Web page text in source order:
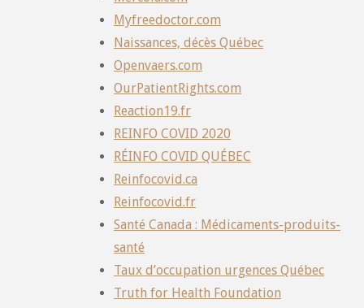
Myfreedoctor.com
Naissances, décès Québec
Openvaers.com
OurPatientRights.com
Reaction19.fr
REINFO COVID 2020
RÉINFO COVID QUÉBEC
Reinfocovid.ca
Reinfocovid.fr
Santé Canada : Médicaments-produits-
santé
Taux d’occupation urgences Québec
Truth for Health Foundation